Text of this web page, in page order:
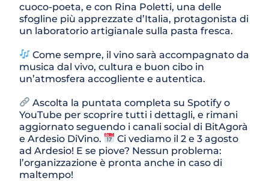
cuoco-poeta, e con Rina Poletti, una delle
sfogline più apprezzate d’Italia, protagonista di
un laboratorio artigianale sulla pasta fresca.
Come sempre, il vino sarà accompagnato da
musica dal vivo, cultura e buon cibo in
un’atmosfera accogliente e autentica.
Ascolta la puntata completa su Spotify o
YouTube per scoprire tutti i dettagli, e rimani
aggiornato seguendo i canali social di BitAgorà
e Ardesio DiVino.
Ci vediamo il 2 e 3 agosto
ad Ardesio! E se piove? Nessun problema:
l’organizzazione è pronta anche in caso di
maltempo!